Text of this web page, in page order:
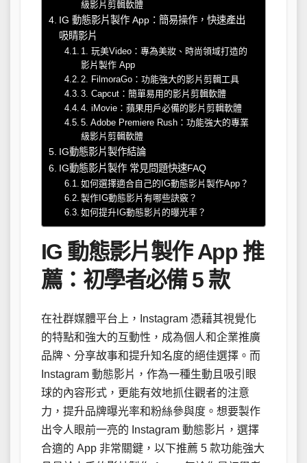
級影片剪輯軟體
IG 動態影片製作 App：簡易操作，快速產出
吸睛影片
1. 玩美Video：專為美妝、時尚領域打造的
影片製作 App
2. FilmoraGo：功能強大的影片剪輯工具
3. Capcut：簡單易用的影片剪輯軟體
4. iMovie：蘋果用戶必備的影片剪輯軟體
5. Adobe Premiere Rush：功能強大的專業
級影片剪輯軟體
IG動態影片製作結論
IG動態影片製作 常見問題快速FAQ
如何選擇適合自己的IG動態影片製作App？
製作IG動態影片有哪些訣竅？
如何提升IG動態影片的曝光率？
IG 動態影片製作 App 推
薦：初學者必備 5 款
在社群媒體平台上，Instagram 憑藉其視覺化
的特點和強大的互動性，成為個人和企業推廣
品牌、分享故事和提升知名度的絕佳選擇。而
Instagram 動態影片，作為一種生動且吸引眼
球的內容形式，更能有效地抓住觀者的注意
力，提升品牌曝光率和粉絲參與度。想要製作
出令人眼前一亮的 Instagram 動態影片，選擇
合適的 App 非常關鍵，以下推薦 5 款功能強大